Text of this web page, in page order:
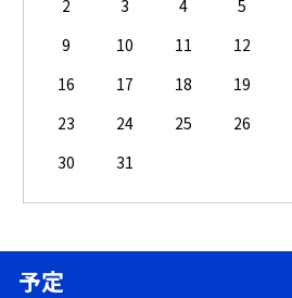
2
3 4 5
9
10 11 12
16
17 18 19
23
24 25 26
30
31
予定